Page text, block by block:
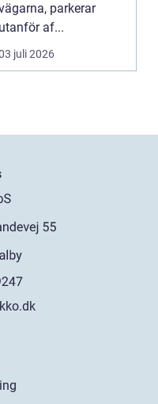
parkerar
utanför af...
juli 2026